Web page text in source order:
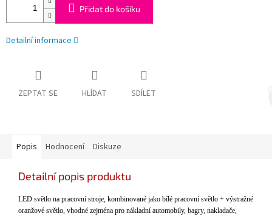
Přidat do košíku
Detailní informace
ZEPTAT SE HLÍDAT SDÍLET
Popis Hodnocení Diskuze
Detailní popis produktu
LED světlo na pracovní stroje, kombinované jako bílé pracovní světlo + výstražné
oranžové světlo, vhodné zejména pro nákladní automobily, bagry, nakladače,